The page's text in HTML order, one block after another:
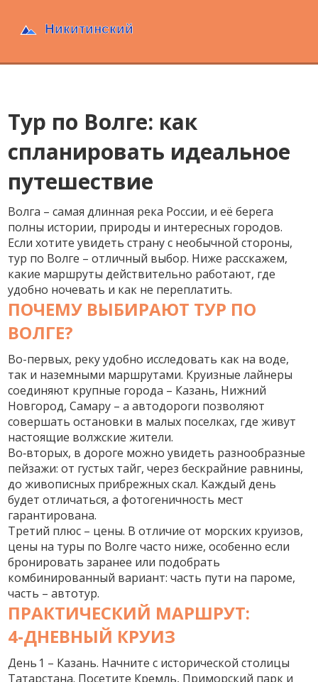
Тур по Волге: как
спланировать идеальное
путешествие
Волга – самая длинная река России, и её берега
полны истории, природы и интересных городов.
Если хотите увидеть страну с необычной стороны,
тур по Волге – отличный выбор. Ниже расскажем,
какие маршруты действительно работают, где
удобно ночевать и как не переплатить.
ПОЧЕМУ ВЫБИРАЮТ ТУР ПО
ВОЛГЕ?
Во-первых, реку удобно исследовать как на воде,
так и наземными маршрутами. Круизные лайнеры
соединяют крупные города – Казань, Нижний
Новгород, Самару – а автодороги позволяют
совершать остановки в малых поселках, где живут
настоящие волжские жители.
Во‑вторых, в дороге можно увидеть разнообразные
пейзажи: от густых тайг, через бескрайние равнины,
до живописных прибрежных скал. Каждый день
будет отличаться, а фотогеничность мест
гарантирована.
Третий плюс – цены. В отличие от морских круизов,
цены на туры по Волге часто ниже, особенно если
бронировать заранее или подобрать
комбинированный вариант: часть пути на пароме,
часть – автотур.
ПРАКТИЧЕСКИЙ МАРШРУТ:
4‑ДНЕВНЫЙ КРУИЗ
День 1 – Казань. Начните с исторической столицы
Татарстана. Посетите Кремль, Приморский парк и